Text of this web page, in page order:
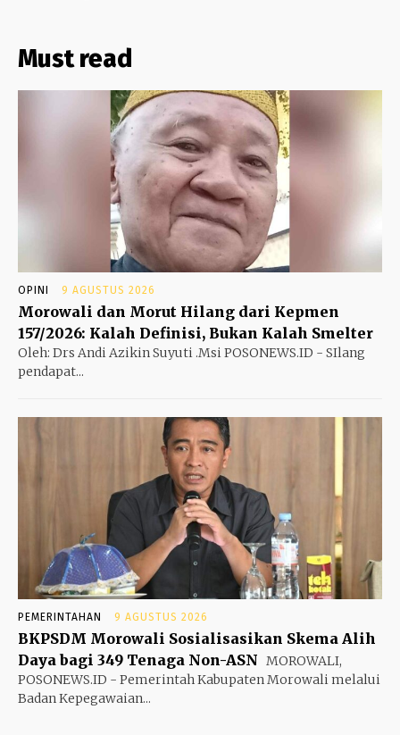
Must read
OPINI 9 AGUSTUS 2026
Morowali dan Morut Hilang dari Kepmen
157/2026: Kalah Definisi, Bukan Kalah Smelter
Oleh: Drs Andi Azikin Suyuti .Msi POSONEWS.ID - SIlang
pendapat...
PEMERINTAHAN 9 AGUSTUS 2026
BKPSDM Morowali Sosialisasikan Skema Alih
Daya bagi 349 Tenaga Non-ASN MOROWALI,
POSONEWS.ID - Pemerintah Kabupaten Morowali melalui
Badan Kepegawaian...